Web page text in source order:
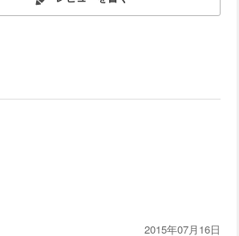
2015年07月16日